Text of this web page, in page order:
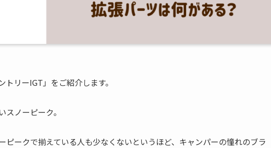
リーIGT」をご紹介します。
ノーピーク。
ピークで揃えている人も少なくないというほど、キャンパーの憧れのブラ